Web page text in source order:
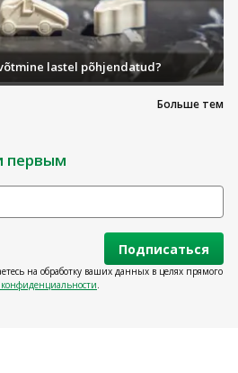
Больше тем
lastel põhjendatud?
первым
Подписаться
на обработку ваших данных в целях прямого
.